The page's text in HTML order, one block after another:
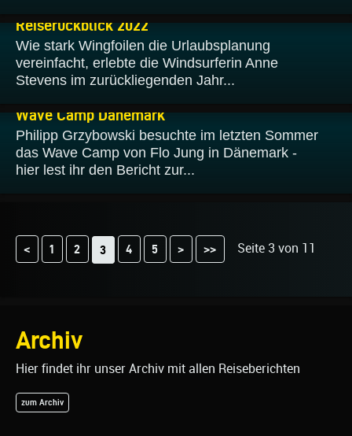
Reiserückblick 2022
Wie stark Wingfoilen die Urlaubsplanung
vereinfacht, erlebte die Windsurferin Anne
Stevens im zurückliegenden Jahr...
Wave Camp Dänemark
Philipp Grzybowski besuchte im letzten Sommer
das Wave Camp von Flo Jung in Dänemark -
hier lest ihr den Bericht zur...
< 1 2 3 4 5 > >> Seite 3 von 11
Archiv
Hier findet ihr unser Archiv mit allen Reiseberichten
zum Archiv